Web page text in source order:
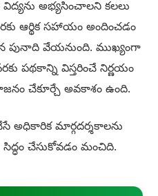
అభ్యసించాలని కలలు
ఆర్థిక సహాయం అందించడం
పునాది వేయనుంది. ముఖ్యంగా
పథకాన్ని విస్తరించే నిర్ణయం
చేకూర్చే అవకాశం ఉంది.
అధికారిక మార్గదర్శకాలను
చేసుకోవడం మంచిది.